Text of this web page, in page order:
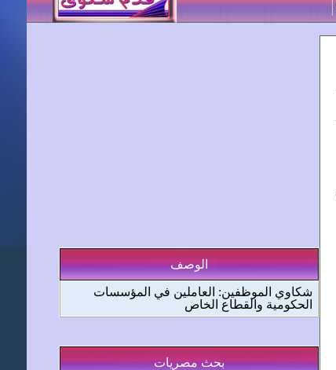
الوصف
شكاوي الموظفين: العاملين في المؤسسات
الحكومية والقطاع الخاص
بحث مصريات